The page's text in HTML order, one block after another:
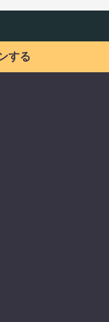
する